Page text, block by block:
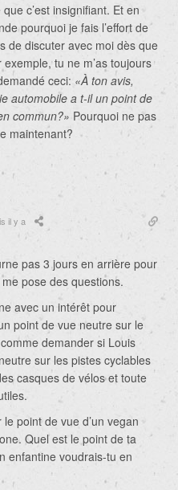
c’est insignifiant. Et en
pourquoi je fais l’effort de
de discuter avec moi dès que
exemple, tu ne m’as toujours
ceci: «À ton avis,
automobile a t-il un point de
commun?» Pourquoi ne pas
maintenant?
il y a
pas 3 jours en arrière pour
pose des questions.
avec un intérêt pour
point de vue neutre sur le
demander si Louis
sur les pistes cyclables
casques de vélos et toute
point de vue d’un vegan
Quel est le point de ta
enfantine voudrais-tu en